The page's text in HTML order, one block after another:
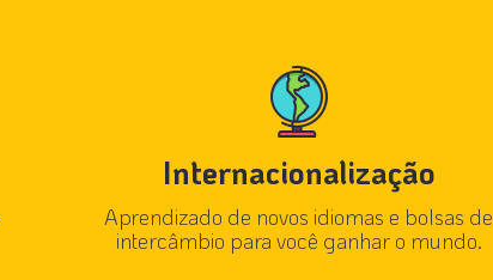
Internacionalização
Aprendizado de novos idiomas e bolsas de
intercâmbio para você ganhar o mundo.